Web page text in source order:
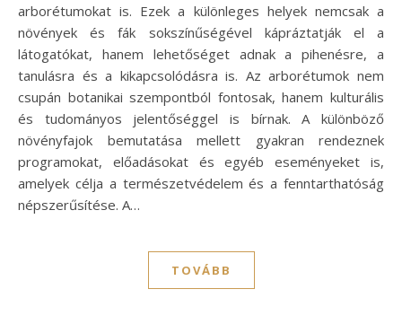
arborétumokat is. Ezek a különleges helyek nemcsak a
növények és fák sokszínűségével kápráztatják el a
látogatókat, hanem lehetőséget adnak a pihenésre, a
tanulásra és a kikapcsolódásra is. Az arborétumok nem
csupán botanikai szempontból fontosak, hanem kulturális
és tudományos jelentőséggel is bírnak. A különböző
növényfajok bemutatása mellett gyakran rendeznek
programokat, előadásokat és egyéb eseményeket is,
amelyek célja a természetvédelem és a fenntarthatóság
népszerűsítése. A…
TOVÁBB